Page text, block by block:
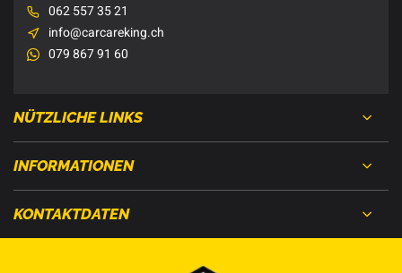
062 557 35 21
info@carcareking.ch
079 867 91 60
NÜTZLICHE LINKS
INFORMATIONEN
KONTAKTDATEN